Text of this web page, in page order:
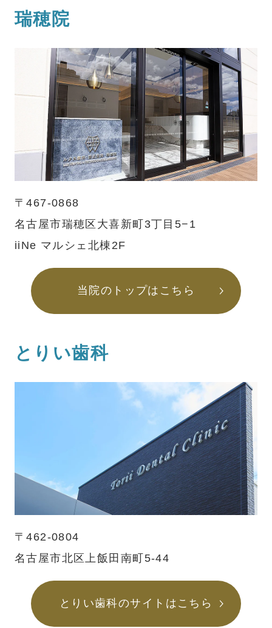
瑞穂院
〒467-0868
名古屋市瑞穂区大喜新町3丁目5−1
iiNe マルシェ北棟2F
当院のトップはこちら
とりい歯科
〒462-0804
名古屋市北区上飯田南町5-44
とりい歯科のサイトはこちら